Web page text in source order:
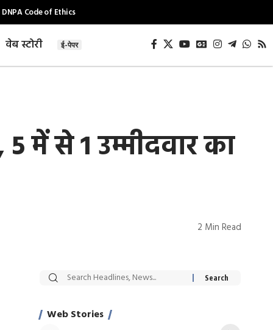
DNPA Code of Ethics
वेब स्टोरी ई-पेपर
में से 1 उम्मीदवार का
2 Min Read
Web Stories
सट्टेबाजी में अरेस्ट हुए
साहिल खान
रोज एक कच्चे लहसुन